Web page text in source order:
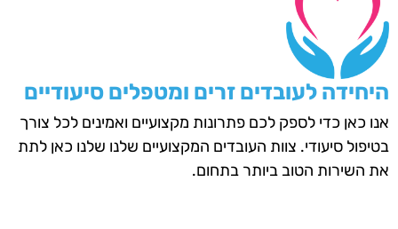
היחידה לעובדים זרים ומטפלים סיעודיים
אנו כאן כדי לספק לכם פתרונות מקצועיים ואמינים לכל צורך
בטיפול סיעודי. צוות העובדים המקצועיים שלנו שלנו כאן לתת
את השירות הטוב ביותר בתחום.